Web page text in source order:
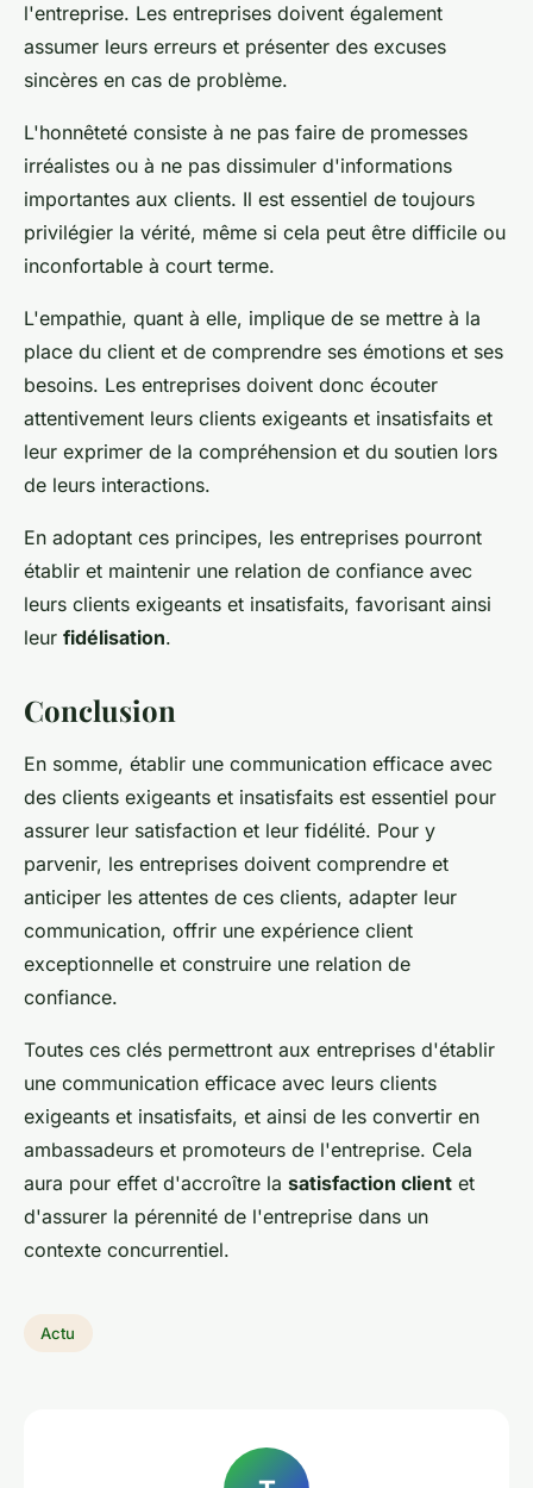
l'entreprise. Les entreprises doivent également
assumer leurs erreurs et présenter des excuses
sincères en cas de problème.
L'honnêteté consiste à ne pas faire de promesses
irréalistes ou à ne pas dissimuler d'informations
importantes aux clients. Il est essentiel de toujours
privilégier la vérité, même si cela peut être difficile ou
inconfortable à court terme.
L'empathie, quant à elle, implique de se mettre à la
place du client et de comprendre ses émotions et ses
besoins. Les entreprises doivent donc écouter
attentivement leurs clients exigeants et insatisfaits et
leur exprimer de la compréhension et du soutien lors
de leurs interactions.
En adoptant ces principes, les entreprises pourront
établir et maintenir une relation de confiance avec
leurs clients exigeants et insatisfaits, favorisant ainsi
leur fidélisation.
Conclusion
En somme, établir une communication efficace avec
des clients exigeants et insatisfaits est essentiel pour
assurer leur satisfaction et leur fidélité. Pour y
parvenir, les entreprises doivent comprendre et
anticiper les attentes de ces clients, adapter leur
communication, offrir une expérience client
exceptionnelle et construire une relation de
confiance.
Toutes ces clés permettront aux entreprises d'établir
une communication efficace avec leurs clients
exigeants et insatisfaits, et ainsi de les convertir en
ambassadeurs et promoteurs de l'entreprise. Cela
aura pour effet d'accroître la satisfaction client et
d'assurer la pérennité de l'entreprise dans un
contexte concurrentiel.
Actu